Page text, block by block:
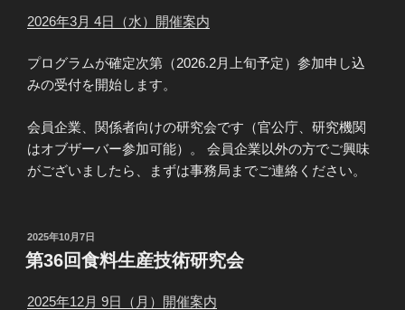
2026年3月 4日（水）開催案内
プログラムが確定次第（2026.2月上旬予定）参加申し込
みの受付を開始します。
会員企業、関係者向けの研究会です（官公庁、研究機関
はオブザーバー参加可能）。 会員企業以外の方でご興味
がございましたら、まずは事務局までご連絡ください。
投
稿
日:
2025年10月7日
第36回食料生産技術研究会
2025年12月 9日（月）開催案内